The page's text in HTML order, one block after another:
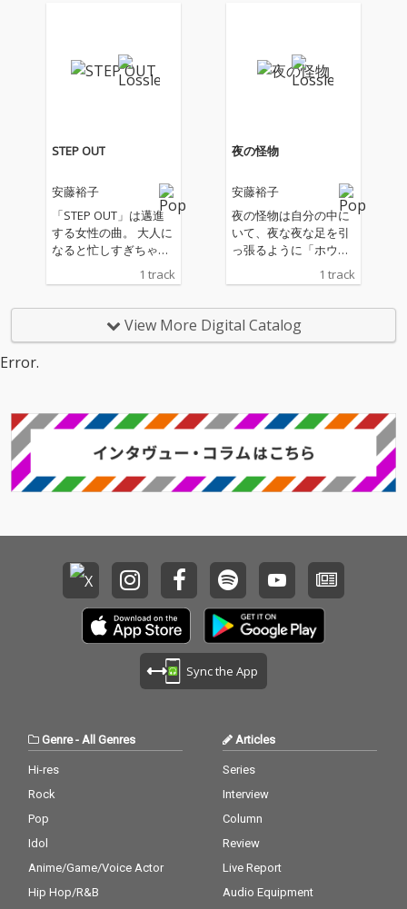
直前にリリースされる
新曲は、「ミュージカ
軸な楽曲「YOUR SON
G」。 Shigekuni、皆
加。レコーディング・
ミックスは、中村 督。
カヴァーアートは、安
藤裕子自身が手がけて
直前にリリースされる
新曲は、「ミュージカ
軸な楽曲「YOUR SON
G」。 Shigekuni、皆
加。レコーディング・
ミックスは、中村 督。
カヴァーアートは、安
藤裕子自身が手がけて
STEP OUT
安藤裕子
「STEP OUT」は邁進
する女性の曲。 大人に
なると忙しすぎちゃっ
とか恋とかそういうの
もあるのだけれど、で
もなんかもっと前に進
1 track
夜の怪物
安藤裕子
夜の怪物は自分の中に
いて、夜な夜な足を引
っ張るように「ホウホ
ウ」と呼ぶんです。真
っ暗な森の中に置き去
界から取り残されてし
まったかのような。そ
1 track
View More Digital Catalog
Error.
Sync the App
Genre- All Genres
Hi-res
Rock
Pop
Idol
Anime/Game/Voice Actor
Hip Hop/R&B
Articles
Series
Interview
Column
Review
Live Report
Audio Equipment